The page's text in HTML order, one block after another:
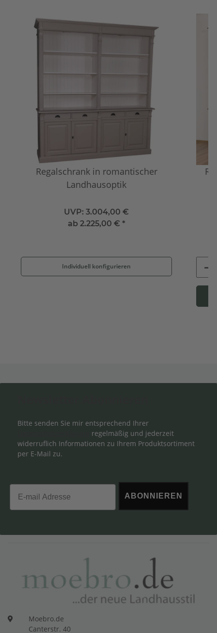
Regalschrank in romantischer
Landhausoptik
UVP: 3.004,00 €
ab 2.225,00 € *
Individuell konfigurieren
Bitte senden Sie mir entsprechend Ihrer
regelmäßig und jederzeit
widerruflich Informationen zu Ihrem Produktsortiment
per E-Mail zu.
Email
ABONNIEREN
Moebro.de
Canterstr. 40